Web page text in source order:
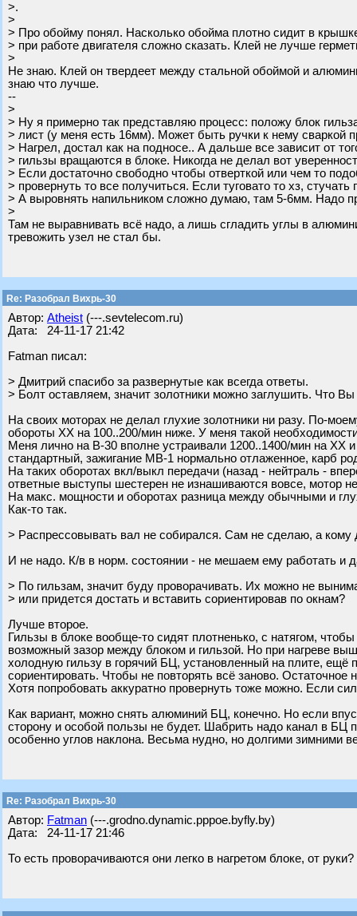
>.
>
> Про обойму понял. Насколько обойма плотно сидит в крышке
> при работе двигателя сложно сказать. Клей не лучше
>
Не знаю. Клей он твердеет между стальной обоймой и
знаю что лучше.
--
>
> Ну я примерно так представляю процесс: положу блок
> лист (у меня есть 16мм). Может быть ручки к нему сваркой
> Нагрел, достал как на подносе.. А дальше все зависит от
> гильзы вращаются в блоке. Никогда не делал вот
> Если достаточно свободно чтобы отверткой или чем то
> провернуть то все получиться. Если туговато то хз, стучать
> А выровнять напильником сложно думаю, там 5-6мм. Надо
>
Там не выравнивать всё надо, а лишь сгладить углы в
тревожить узел не стал бы.
Re: Разобрал Вихрь-30
Автор: Atheist (---.sevtelecom.ru)
Дата: 24-11-17 21:42
Fatman писал:
> Дмитрий спасибо за развернутые как всегда ответы.
> Болт оставляем, значит золотники можно заглушить. Что
На своих моторах не делал глухие золотники ни разу. По-
обороты ХХ на 100..200/мин ниже. У меня такой
Меня лично на В-30 вполне устраивали 1200..1400/мин на ХХ
стандартный, зажигание МВ-1 нормально отлаженное, карб
На таких оборотах вкл/выкл передачи (назад - нейтраль -
ответные выступы шестерен не изнашиваются вовсе, мотор
На макс. мощности и оборотах разница между обычными и
Как-то так.
> Распрессовывать вал не собирался. Сам не сделаю, а кому
И не надо. К/в в норм. состоянии - не мешаем ему работать и
> По гильзам, значит буду проворачивать. Их можно не
> или придется достать и вставить сориентировав по окнам?
Лучше второе.
Гильзы в блоке вообще-то сидят плотненько, с натягом,
возможный зазор между блоком и гильзой. Но при нагреве
холодную гильзу в горячий БЦ, установленный на плите,
сориентировать. Чтобы не повторять всё заново.
Хотя попробовать аккуратно провернуть тоже можно. Если
Как вариант, можно снять алюминий БЦ, конечно. Но если
сторону и особой пользы не будет. Шабрить надо канал в БЦ
особенно углов наклона. Весьма нудно, но долгими зимними
Re: Разобрал Вихрь-30
Автор: Fatman (---.grodno.dynamic.pppoe.byfly.by)
Дата: 24-11-17 21:46
То есть проворачиваются они легко в нагретом блоке, от руки?